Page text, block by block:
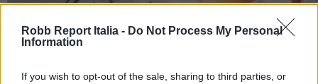
Robb Report Italia - Do Not Process My Personal
Information
If you wish to opt-out of the sale, sharing to third parties, or